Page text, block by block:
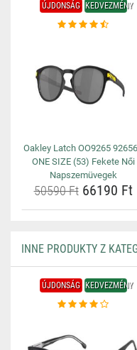
ÚJDONSÁG KEDVEZMÉNY
Oakley Latch OO9265
ONE SIZE (53) Fekete Női
Napszemüvegek
50590 Ft66190 Ft
INNE PRODUKTY Z
ÚJDONSÁG KEDVEZMÉNY